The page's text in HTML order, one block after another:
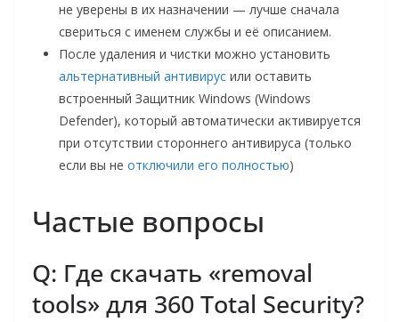
не уверены в их назначении — лучше сначала
свериться с именем службы и её описанием.
После удаления и чистки можно установить
альтернативный антивирус или оставить
встроенный Защитник Windows (Windows
Defender), который автоматически активируется
при отсутствии стороннего антивируса (только
если вы не отключили его полностью)
Частые вопросы
Q: Где скачать «removal
tools» для 360 Total Security?